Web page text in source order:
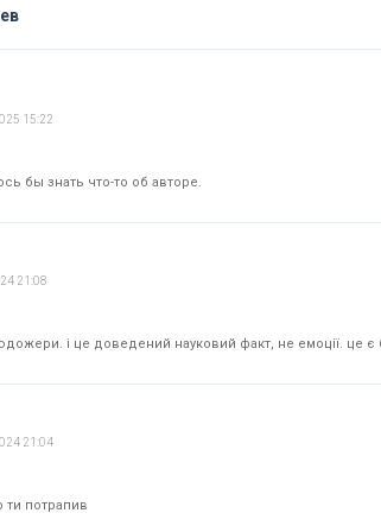
15:22
бы знать что-то об авторе.
21:08
і це доведений науковий факт, не емоції. це є
21:04
потрапив